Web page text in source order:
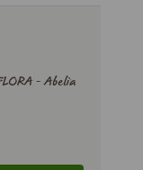
- Abelia